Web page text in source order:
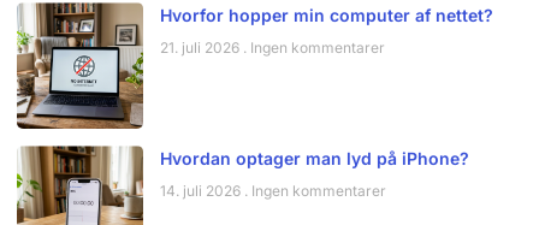
Hvorfor hopper min computer af nettet?
21. juli 2026 Ingen kommentarer
Hvordan optager man lyd på iPhone?
14. juli 2026 Ingen kommentarer